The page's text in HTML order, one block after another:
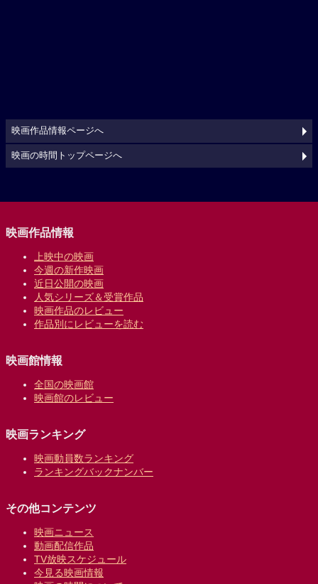
映画作品情報ページへ
映画の時間トップページへ
映画作品情報
上映中の映画
今週の新作映画
近日公開の映画
人気シリーズ＆受賞作品
映画作品のレビュー
作品別にレビューを読む
映画館情報
全国の映画館
映画館のレビュー
映画ランキング
映画動員数ランキング
ランキングバックナンバー
その他コンテンツ
映画ニュース
動画配信作品
TV放映スケジュール
今見る映画情報